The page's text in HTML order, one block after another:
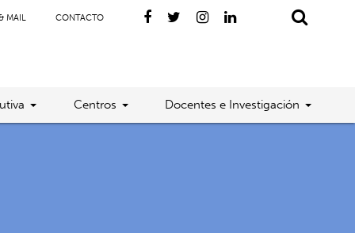
MAIL CONTACTO
Centros Docentes e Investigación